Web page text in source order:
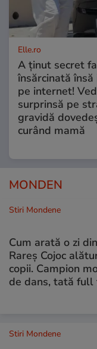
Elle.ro
A ținut secret
însărcinată
pe internet!
surprinsă pe
gravidă
curând mamă
MONDEN
Stiri Mondene
Cum arată o zi
Rareș Cojoc
copii. Campion
de dans, tată full
Stiri Mondene